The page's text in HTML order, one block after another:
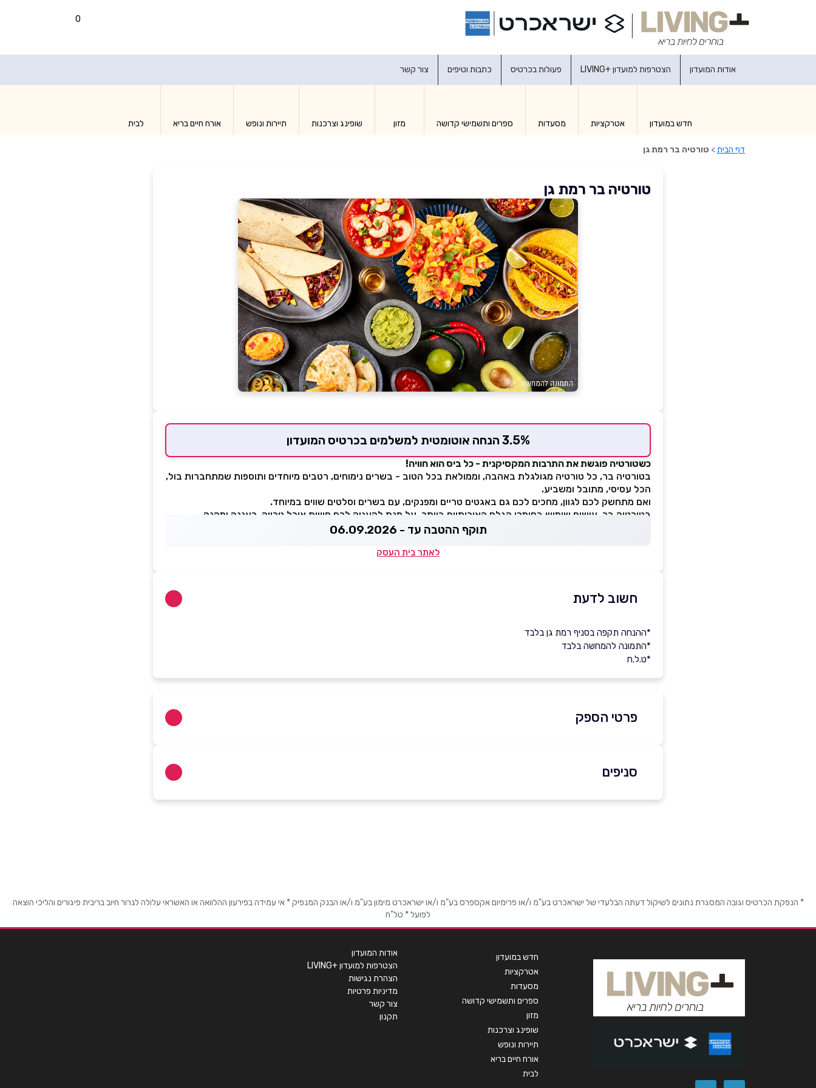
0
אודות המועדון הצטרפות למועדון +LIVING פעולות בכרטיס כתבות וטיפים צור קשר
חדש במועדון אטרקציות מסעדות ספרים ותשמישי קדושה מזון שופינג וצרכנות תיירות ונופש אורח חיים בריא לבית
דף הבית> טורטיה בר רמת גן
טורטיה בר רמת גן
3.5% הנחה אוטומטית למשלמים בכרטיס המועדון
כשטורטיה פוגשת את התרבות המקסיקנית - כל ביס הוא חוויה!
בטורטיה בר, כל טורטיה מגולגלת באהבה, וממולאת בכל הטוב - בשרים נימוחים, רטבים מיוחדים ותוספות שמתחברות בול,
הכל עסיסי, מתובל ומשביע.
ואם מתחשק לכם לגוון, מחכים לכם גם באגטים טריים ומפנקים, עם בשרים וסלטים שווים במיוחד.
בטורטיה בר, עושים שימוש בחומרי הגלם האיכותיים ביותר, על מנת להעניק לכם חוויית אוכל טרייה, רעננה ומהנה.
תוקף ההטבה עד - 06.09.2026
לאתר בית העסק
חשוב לדעת
*ההנחה תקפה בסניף רמת גן בלבד
*התמונה להמחשה בלבד
*ט.ל.ח
פרטי הספק
באתר
סניפים
רמת גן
* הנפקת הכרטיס וגובה המסגרת נתונים לשיקול דעתה הבלעדי של ישראכרט בע"מ ו/או פרימיום אקספרס בע"מ ו/או ישראכרט מימון בע"מ ו/או הבנק המנפיק * אי עמידה בפירעון ההלוואה או האשראי עלולה לגרור חיוב בריבית פיגורים והליכי הוצאה
לפועל * טל"ח
חדש במועדון
אטרקציות
מסעדות
ספרים ותשמישי קדושה
מזון
שופינג וצרכנות
תיירות ונופש
אורח חיים בריא
לבית
אודות המועדון
הצטרפות למועדון +LIVING
הצהרת נגישות
מדיניות פרטיות
צור קשר
תקנון